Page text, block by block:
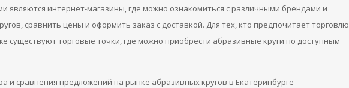
являются интернет-магазины, где можно ознакомиться с различными брендами и
сравнить цены и оформить заказ с доставкой. Для тех, кто предпочитает торговлю
существуют торговые точки, где можно приобрести абразивные круги по доступным
и сравнения предложений на рынке абразивных кругов в Екатеринбурге